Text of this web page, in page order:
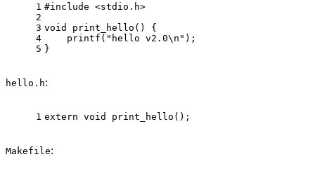
1
2
3
4
5
#include <stdio.h>
void
print_hello ()
{
printf ( "hello v2.0\n" );
}
hello.h:
1 extern void print_hello () ;
Makefile: